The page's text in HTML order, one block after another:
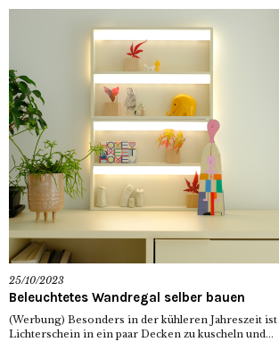
25/10/2023
Beleuchtetes Wandregal selber bauen
(Werbung) Besonders in der kühleren Jahreszeit ist
Lichterschein in ein paar Decken zu kuscheln und...